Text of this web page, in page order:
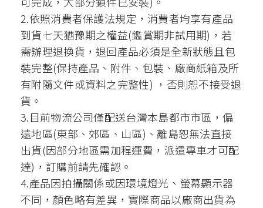
2.依照消費者保護法規定，消費者均享有產品
到貨七天猶豫期之權益(鑑賞期非試用期)，若
需辦理退換貨，退回產品必須是全新狀態且包
裝完整(保持產品、附件、包裝、廠商紙箱及所
有附隨文件或資料之完整性) ，否則恕不接受退
貨。
3.目前物流公司僅配送台灣本島都市市區，偏
遠地區(東部、郊區、山區)、離島恕無法直接
出貨(因部分地區需加程運費，派遣專車才可配
達)，訂購前請先確認。
4.產品因拍攝關係或因環境燈光、螢幕顯示器
不同，顏色略有差異，實際商品以廠商出貨為